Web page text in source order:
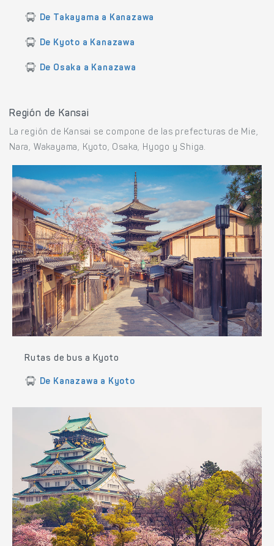
De Takayama a Kanazawa
De Kyoto a Kanazawa
De Osaka a Kanazawa
Región de Kansai
La región de Kansai se compone de las prefecturas de Mie,
Nara, Wakayama, Kyoto, Osaka, Hyogo y Shiga.
Rutas de bus a Kyoto
De Kanazawa a Kyoto